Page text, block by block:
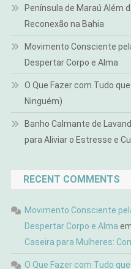
Península de Maraú Além
Reconexão na Bahia
Movimento Consciente
Despertar Corpo e Alma
O Que Fazer com Tudo
Ninguém)
Banho Calmante de
para Aliviar o Estresse e
RECENT COMMENTS
Movimento Consciente
Despertar Corpo e Alma
Caseira para Mulheres:
O Que Fazer com Tudo